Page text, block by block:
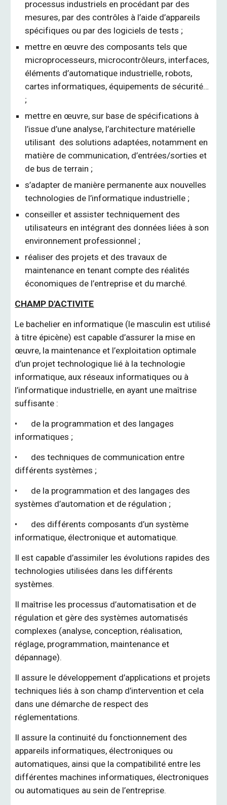
processus industriels en procédant par des
mesures, par des contrôles à l’aide d’appareils
spécifiques ou par des logiciels de tests ;
mettre en œuvre des composants tels que
microprocesseurs, microcontrôleurs, interfaces,
éléments d’automatique industrielle, robots,
cartes informatiques, équipements de sécurité…
;
mettre en œuvre, sur base de spécifications à
l’issue d’une analyse, l’architecture matérielle
utilisant des solutions adaptées, notamment en
matière de communication, d’entrées/sorties et
de bus de terrain ;
s’adapter de manière permanente aux nouvelles
technologies de l’informatique industrielle ;
conseiller et assister techniquement des
utilisateurs en intégrant des données liées à son
environnement professionnel ;
réaliser des projets et des travaux de
maintenance en tenant compte des réalités
économiques de l’entreprise et du marché.
CHAMP D'ACTIVITE
Le bachelier en informatique (le masculin est utilisé
à titre épicène) est capable d’assurer la mise en
œuvre, la maintenance et l’exploitation optimale
d’un projet technologique lié à la technologie
informatique, aux réseaux informatiques ou à
l’informatique industrielle, en ayant une maîtrise
suffisante :
•
de la programmation et des langages
informatiques ;
•
des techniques de communication entre
différents systèmes ;
•
de la programmation et des langages des
systèmes d’automation et de régulation ;
•
des différents composants d’un système
informatique, électronique et automatique.
Il est capable d’assimiler les évolutions rapides des
technologies utilisées dans les différents
systèmes.
Il maîtrise les processus d’automatisation et de
régulation et gère des systèmes automatisés
complexes (analyse, conception, réalisation,
réglage, programmation, maintenance et
dépannage).
Il assure le développement d’applications et projets
techniques liés à son champ d’intervention et cela
dans une démarche de respect des
réglementations.
Il assure la continuité du fonctionnement des
appareils informatiques, électroniques ou
automatiques, ainsi que la compatibilité entre les
différentes machines informatiques, électroniques
ou automatiques au sein de l’entreprise.